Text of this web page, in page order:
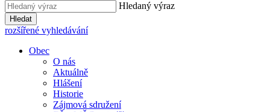
Hledaný výraz
Hledat
rozšířené vyhledávání
Obec
O nás
Aktuálně
Hlášení
Historie
Zájmová sdružení